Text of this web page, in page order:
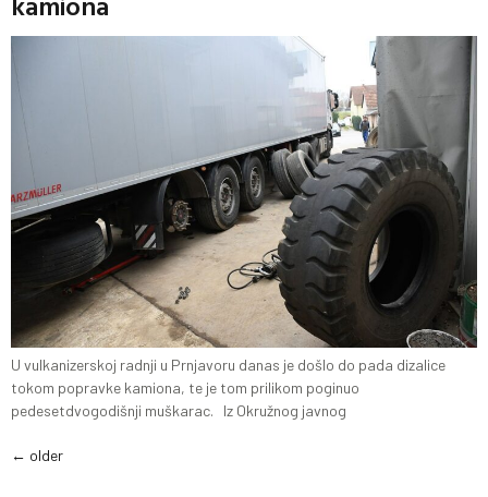
U vulkanizerskoj radnji u Prnjavoru danas je došlo do pada dizalice
tokom popravke kamiona, te je tom prilikom poginuo
pedesetdvogodišnji muškarac. Iz Okružnog javnog
← older